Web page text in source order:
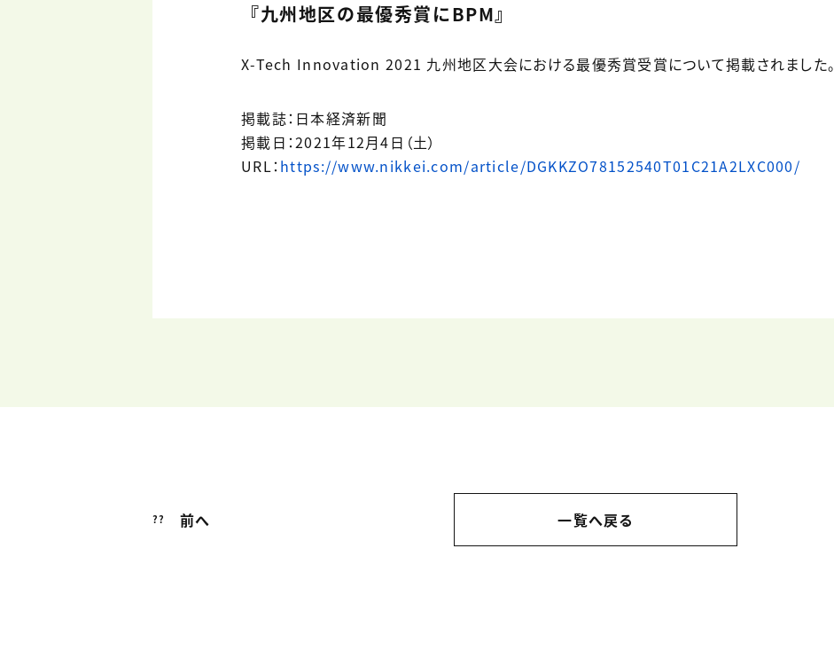
『九州地区の最優秀賞にBPM』
X-Tech Innovation 2021 九州地区大会における最優秀賞受賞について掲載されました。
掲載誌：日本経済新聞
掲載日：2021年12月4日（土）
URL： https://www.nikkei.com/article/DGKKZO78152540T01C21A2LXC000/
?? 前へ 一覧へ戻る